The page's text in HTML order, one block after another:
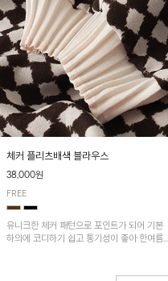
체커 플리츠배색 블라우스
38,000원
FREE
유니크한 체커 패턴으로 포인트가 되어 기본
하의에 코디하기 쉽고 통기성이 좋아 한여름에